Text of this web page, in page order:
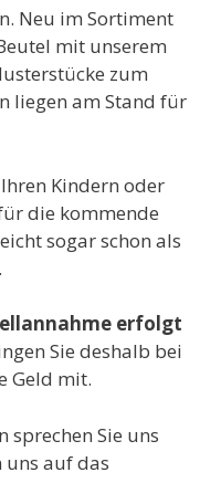
Neu im Sortiment
mit unserem
zum
liegen am Stand für
Kindern oder
die kommende
sogar schon als
erfolgt
Sie deshalb bei
Geld mit.
sprechen Sie uns
uns auf das